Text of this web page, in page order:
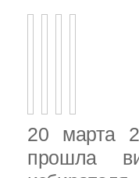
20 марта
прошла